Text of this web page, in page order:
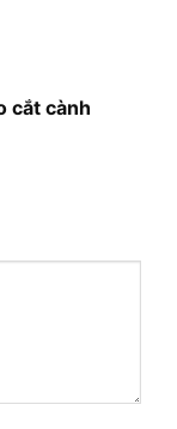
cắt cành